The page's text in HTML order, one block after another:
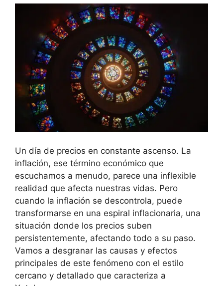
Un día de precios en constante ascenso. La
inflación, ese término económico que
escuchamos a menudo, parece una inflexible
realidad que afecta nuestras vidas. Pero
cuando la inflación se descontrola, puede
transformarse en una espiral inflacionaria, una
situación donde los precios suben
persistentemente, afectando todo a su paso.
Vamos a desgranar las causas y efectos
principales de este fenómeno con el estilo
cercano y detallado que caracteriza a